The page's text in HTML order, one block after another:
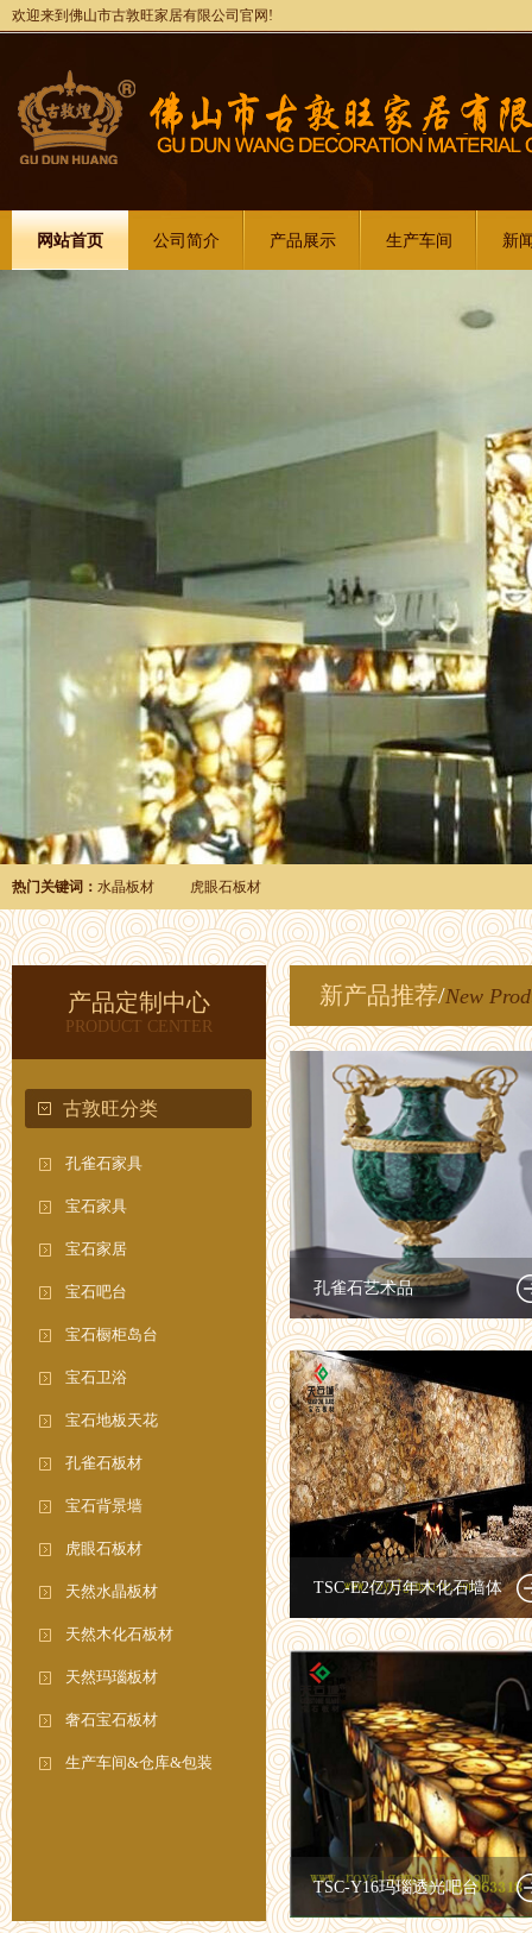
欢迎来到佛山市古敦旺家居有限公司官网!
网站首页 公司简介 产品展示 生产车间 新
热门关键词： 水晶板材 虎眼石板材
产品定制中心
PRODUCT CENTER
古敦旺分类
孔雀石家具
宝石家具
宝石家居
宝石吧台
宝石橱柜岛台
宝石卫浴
宝石地板天花
孔雀石板材
宝石背景墙
虎眼石板材
天然水晶板材
天然木化石板材
天然玛瑙板材
奢石宝石板材
生产车间&仓库&包装
新产品推荐/New
孔雀石艺术品
TSC-E2亿万年木化石墙体
TSC-Y16玛瑙透光吧台